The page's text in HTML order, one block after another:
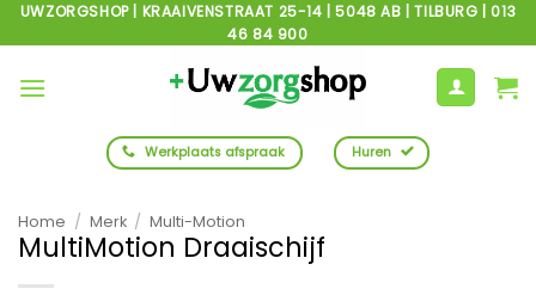
Ga
naar
inhoud
UWZORGSHOP | KRAAIVENSTRAAT 25-14 | 5048 AB | TILBURG | 013
46 84 900
Werkplaats afspraak Huren
Home / Merk / Multi-Motion
MultiMotion Draaischijf